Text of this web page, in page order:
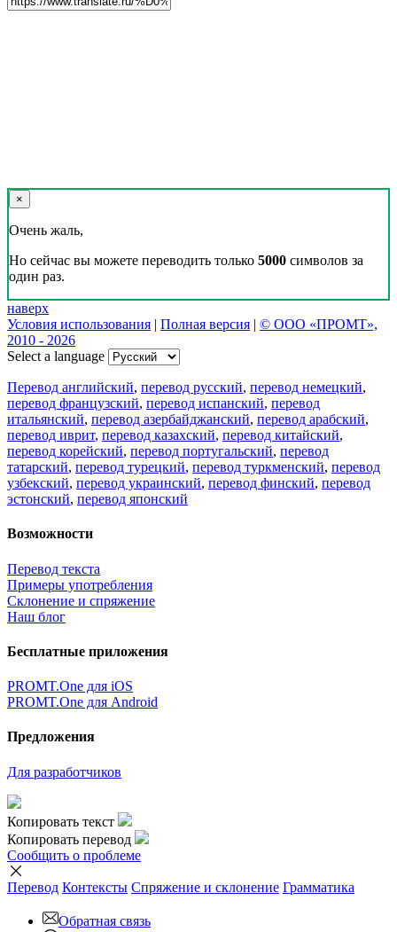
×
Очень жаль,
Но сейчас вы можете переводить только 5000 символов за
один раз.
наверх
Условия использования | Полная версия | © ООО «ПРОМТ»,
2010 - 2026
Select a language
Перевод английский, перевод русский, перевод немецкий,
перевод французский, перевод испанский, перевод
итальянский, перевод азербайджанский, перевод арабский,
перевод иврит, перевод казахский, перевод китайский,
перевод корейский, перевод португальский, перевод
татарский, перевод турецкий, перевод туркменский, перевод
узбекский, перевод украинский, перевод финский, перевод
эстонский, перевод японский
Возможности
Перевод текста
Примеры употребления
Склонение и спряжение
Наш блог
Бесплатные приложения
PROMT.One для iOS
PROMT.One для Android
Предложения
Для разработчиков
Копировать текст
Копировать перевод
Сообщить о проблеме
Перевод Контексты Спряжение и склонение Грамматика
Обратная связь